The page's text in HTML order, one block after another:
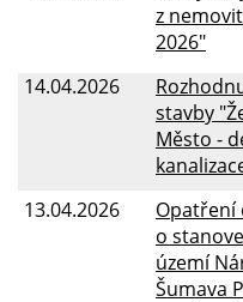
z
2026"
14.04.2026
stavby
Město -
13.04.2026
Opatření
o
území
Šumava